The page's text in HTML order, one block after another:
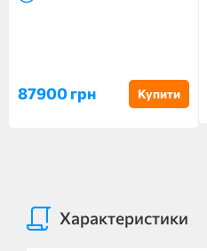
87900 грн Купити
Характеристики